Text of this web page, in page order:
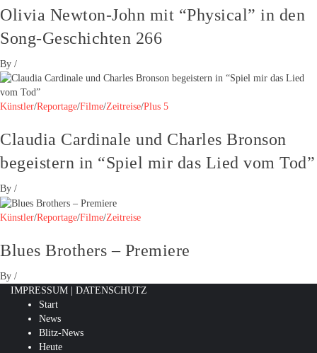
Olivia Newton-John mit “Physical” in den
Song-Geschichten 266
By /
Künstler/Reportage/Filme/Zeitreise/Plus 5
Claudia Cardinale und Charles Bronson
begeistern in “Spiel mir das Lied vom Tod”
By /
Künstler/Reportage/Filme/Zeitreise
Blues Brothers – Premiere
By /
IMPRESSUM
DATENSCHUTZ
Start
News
Blitz-News
Heute